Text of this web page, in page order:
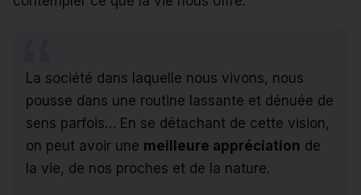
La société dans laquelle nous vivons, nous
pousse dans une routine lassante et dénuée de
sens parfois… En se détachant de cette vision,
on peut avoir une meilleure appréciation de
la vie, de nos proches et de la nature.